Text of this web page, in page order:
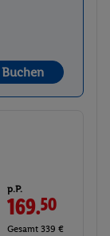
Buchen
p.P.
169.50
Gesamt 339 €